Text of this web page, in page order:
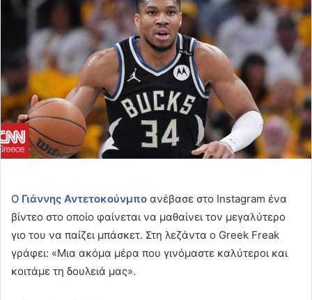
Ο Γιάννης Αντετοκούνμπο ανέβασε στο Instagram ένα
βίντεο στο οποίο φαίνεται να μαθαίνει τον μεγαλύτερο
γιο του να παίζει μπάσκετ. Στη λεζάντα ο Greek Freak
γράφει: «Μια ακόμα μέρα που γινόμαστε καλύτεροι και
κοιτάμε τη δουλειά μας».